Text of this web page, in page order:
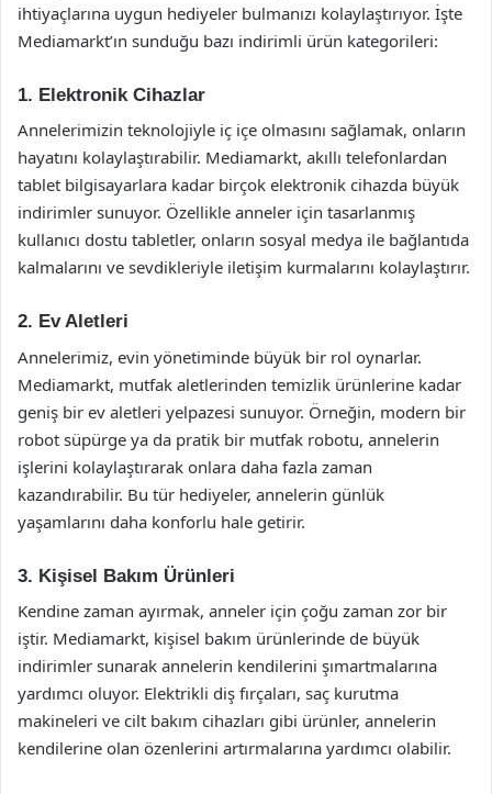
ihtiyaçlarına uygun hediyeler bulmanızı kolaylaştırıyor. İşte
Mediamarkt’ın sunduğu bazı indirimli ürün kategorileri:
1. Elektronik Cihazlar
Annelerimizin teknolojiyle iç içe olmasını sağlamak, onların
hayatını kolaylaştırabilir. Mediamarkt, akıllı telefonlardan
tablet bilgisayarlara kadar birçok elektronik cihazda büyük
indirimler sunuyor. Özellikle anneler için tasarlanmış
kullanıcı dostu tabletler, onların sosyal medya ile bağlantıda
kalmalarını ve sevdikleriyle iletişim kurmalarını kolaylaştırır.
2. Ev Aletleri
Annelerimiz, evin yönetiminde büyük bir rol oynarlar.
Mediamarkt, mutfak aletlerinden temizlik ürünlerine kadar
geniş bir ev aletleri yelpazesi sunuyor. Örneğin, modern bir
robot süpürge ya da pratik bir mutfak robotu, annelerin
işlerini kolaylaştırarak onlara daha fazla zaman
kazandırabilir. Bu tür hediyeler, annelerin günlük
yaşamlarını daha konforlu hale getirir.
3. Kişisel Bakım Ürünleri
Kendine zaman ayırmak, anneler için çoğu zaman zor bir
iştir. Mediamarkt, kişisel bakım ürünlerinde de büyük
indirimler sunarak annelerin kendilerini şımartmalarına
yardımcı oluyor. Elektrikli diş fırçaları, saç kurutma
makineleri ve cilt bakım cihazları gibi ürünler, annelerin
kendilerine olan özenlerini artırmalarına yardımcı olabilir.